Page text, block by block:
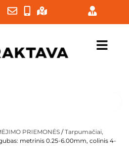
PRIEMONĖS /Tarpumačiai,
metrinis 0.25-6.00mm, colinis 4-